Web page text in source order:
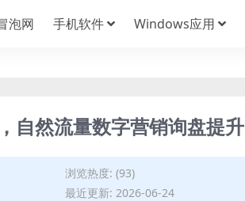
泡网 手机软件 Windows应用
自然流量数字营销询盘提升
浏览热度: (93)
最近更新: 2026-06-24